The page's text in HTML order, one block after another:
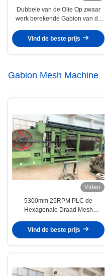
Dubbele van de Olie Op zwaar
werk berekende Gabion van de
Machine 120x150mm Netwerk
Vind de beste prijs
Gabion Mesh Machine
Video
5300mm 25RPM PLC de
Hexagonale Draad Mesh
Vind de beste prijs